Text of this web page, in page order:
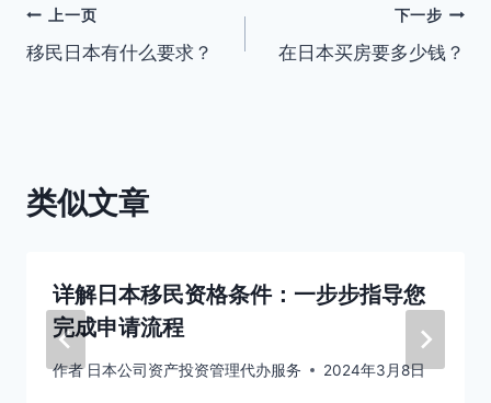
文
章
上一页
移民日本有什么要求？
下一步
在日本买房要多少钱？
类似文章
详解日本移民资格条件：一步步指导您
完成申请流程
作者 日本公司资产投资管理代办服务 2024年3月8日